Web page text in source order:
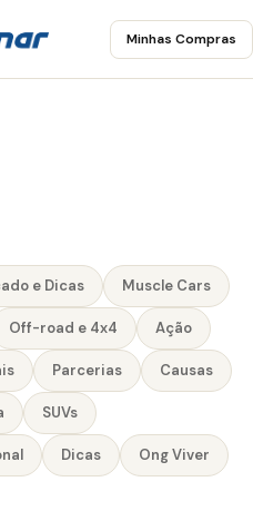
Minhas Compras
e Dicas Muscle Cars
Off-road e 4x4 Ação
Parcerias Causas
SUVs
Dicas Ong Viver